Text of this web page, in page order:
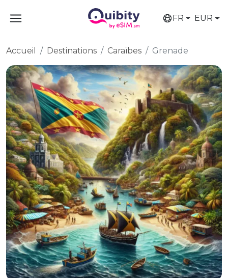
FR EUR
Accueil Destinations Caraïbes Grenade